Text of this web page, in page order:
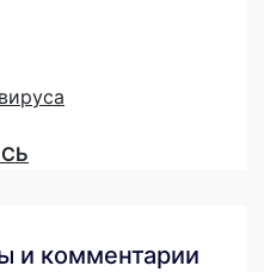
и комментарии